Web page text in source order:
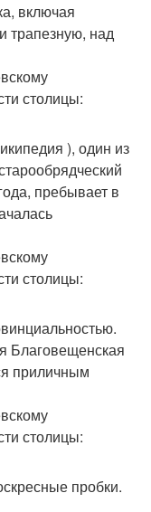
включая
трапезную, над
), один из
пребывает в
Благовещенская
приличным
пробки.